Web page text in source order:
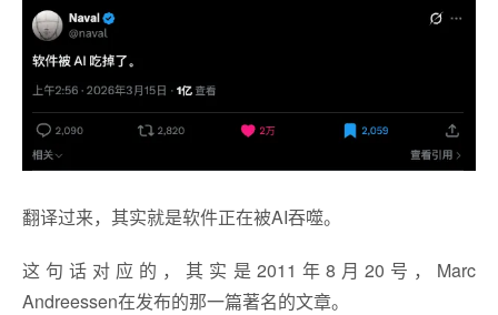
翻译过来，其实就是软件正在被AI吞噬。
这句话对应的，其实是2011年8月20号，Marc
Andreessen在发布的那一篇著名的文章。